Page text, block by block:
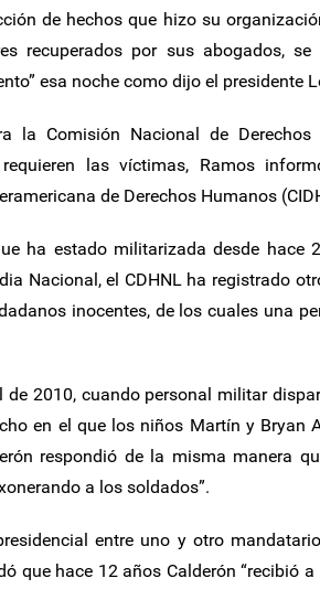
de hechos que hizo su
recuperados por sus abogados,
esa noche como dijo el presidente
la Comisión Nacional de Derechos
las víctimas, Ramos
de Derechos Humanos
ha estado militarizada desde hace
Nacional, el CDHNL ha registrado
inocentes, de los cuales una
de 2010, cuando personal militar
en el que los niños Martín y Bryan
respondió de la misma manera
a los soldados”.
entre uno y otro
que hace 12 años Calderón “recibió